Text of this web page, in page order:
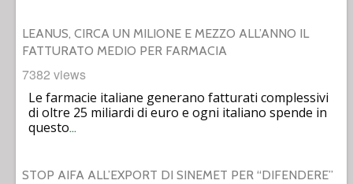
LEANUS, CIRCA UN MILIONE E MEZZO ALL’ANNO IL
FATTURATO MEDIO PER FARMACIA
7382 views
Le farmacie italiane generano fatturati complessivi
di oltre 25 miliardi di euro e ogni italiano spende in
questo…
STOP AIFA ALL’EXPORT DI SINEMET PER “DIFENDERE”